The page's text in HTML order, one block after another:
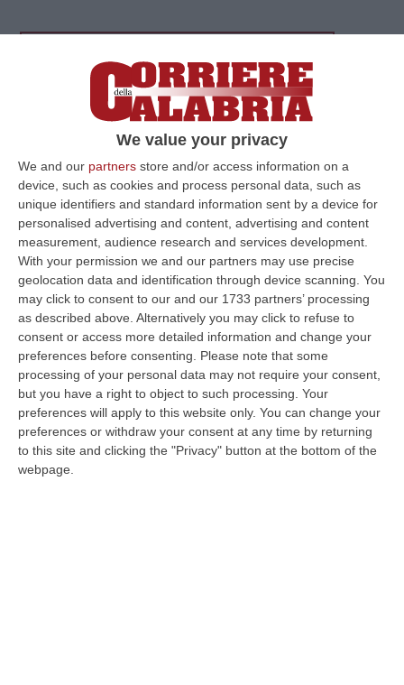
We value your privacy
We and our partners store and/or access information on a
device, such as cookies and process personal data, such as
unique identifiers and standard information sent by a device for
personalised advertising and content, advertising and content
measurement, audience research and services development.
With your permission we and our partners may use precise
geolocation data and identification through device scanning. You
may click to consent to our and our 1733 partners’ processing
as described above. Alternatively you may click to refuse to
consent or access more detailed information and change your
preferences before consenting.
Please note that some
processing of your personal data may not require your consent,
but you have a right to object to such processing. Your
preferences will apply to this website only. You can change your
preferences or withdraw your consent at any time by returning
to this site and clicking the "Privacy" button at the bottom of the
webpage.
REGGIO CALABRIASeduta di giunta
abbastanza veloce quella che questa mattina
si è svolta (a causa della concomitante
riunione del consiglio regionale) a Palazzo
Campanella. L’esecutivo guidato da Peppe
Scopelliti ha dato il via libera alla delibera
con cui con cui viene autorizzata la firma
dell’Accordo con la Fei (Fondo d’investimento
europeo) attraverso il fondo di rotazione
“Jeremie” (Joint european resources for
micro to medium enterprises – Risorse
europee congiunte per le piccole e medie
imprese). A illustrare il provvedimento è
stato direttamente il presidente della
Regione. Per Scopelliti si tratta di «una svolta